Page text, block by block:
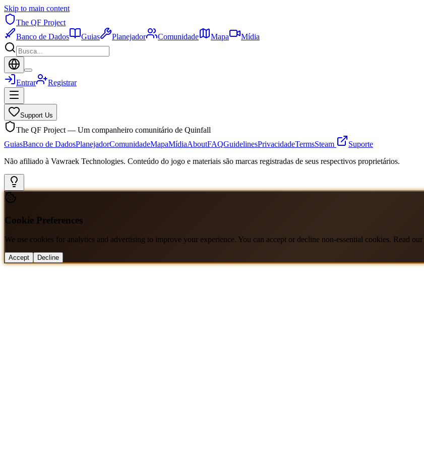
Skip to main content
The QF Project
Banco de Dados
Guias Planejador Comunidade Mapa Mídia
Entrar Registrar
Support Us
The QF Project — Um companheiro comunitário de Quinfall
GuiasBanco de DadosPlanejadorComunidadeMapaMídiaAboutFAQGuidelinesPrivacidadeTermsSteam
Suporte
Não afiliado à Vawraek Technologies. Conteúdo do jogo e materiais são marcas registradas de seus respectivos proprietários.
Cookie Preferences
We use cookies for analytics and advertising to improve your experience. You can accept or decline non-essential cookies. Read our
Accept Decline